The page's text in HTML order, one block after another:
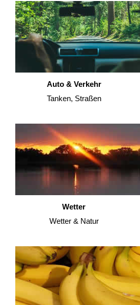
Auto & Verkehr
Tanken, Straßen
Wetter
Wetter & Natur